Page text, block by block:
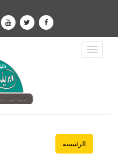
Toggle
Navigation
الرئيسية